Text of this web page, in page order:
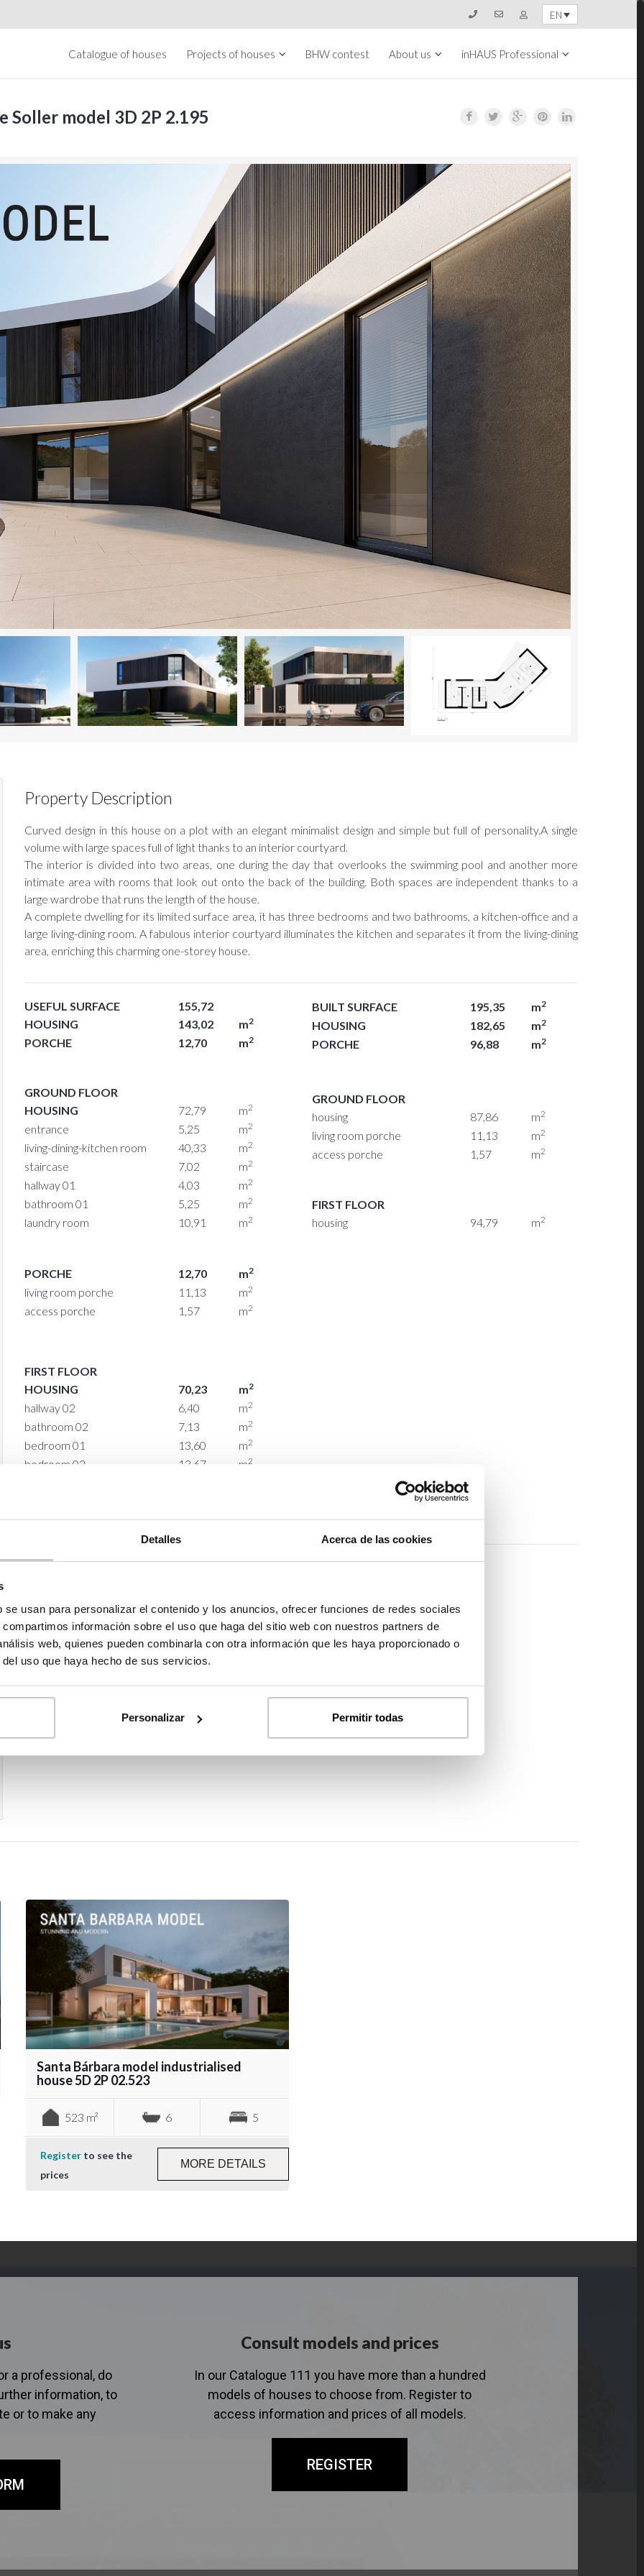
Detalles Acerca de las cookies
usan para personalizar el contenido y los anuncios, ofrecer funciones de redes sociales
información sobre el uso que haga del sitio web con nuestros partners de
web, quienes pueden combinarla con otra información que les haya proporcionado o
uso que haya hecho de sus servicios.
Personalizar Permitir todas
EN
Catalogue of houses Projects of houses BHW contest About us inHAUS Professional
Soller model 3D 2P 2.195
Property Description
Curved design in this house on a plot with an elegant minimalist design and simple but full of personality.A single
volume with large spaces full of light thanks to an interior courtyard.
The interior is divided into two areas, one during the day that overlooks the swimming pool and another more
intimate area with rooms that look out onto the back of the building. Both spaces are independent thanks to a
large wardrobe that runs the length of the house.
A complete dwelling for its limited surface area, it has three bedrooms and two bathrooms, a kitchen-office and a
large living-dining room. A fabulous interior courtyard illuminates the kitchen and separates it from the living-dining
area, enriching this charming one-storey house.
USEFUL SURFACE
155,72
HOUSING
143,02 m2
PORCHE 12,70 m2
GROUND FLOOR
HOUSING
72,79 m2
entrance 5,25 m2
living-dining-kitchen room 40,33 m2
staircase 7,02 m2
hallway 01 4,03 m2
bathroom 01 5,25 m2
laundry room 10,91 m2
PORCHE 12,70 m2
living room porche 11,13 m2
access porche 1,57 m2
FIRST FLOOR
HOUSING
70,23 m2
hallway 02 6,40 m2
bathroom 02 7,13 m2
bedroom 01 13,60 m2
bedroom 02 13,67 m2
master bedroom 17,19 m
BUILT SURFACE 195,35 m2
HOUSING 182,65 m2
PORCHE 96,88 m2
GROUND FLOOR
housing
87,86 m2
living room porche 11,13 m2
access porche 1,57 m2
FIRST FLOOR
housing
94,79 m2
Santa Bárbara model industrialised
house 5D 2P 02.523
523 m² 6 5
Registerto see the
prices
MORE DETAILS
a professional, do
information, to
or to make any
Consult models and prices
In our Catalogue 111 you have more than a hundred
models of houses to choose from. Register to
access information and prices of all models.
REGISTER